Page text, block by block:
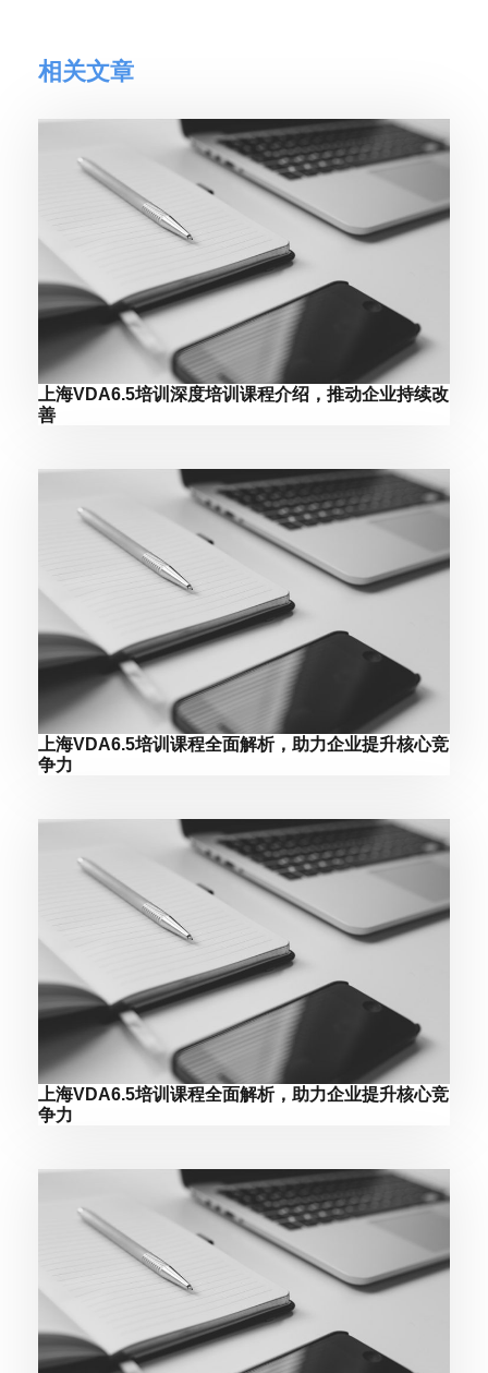
相关文章
上海VDA6.5培训深度培训课程介绍，推动企业持续改
善
上海VDA6.5培训课程全面解析，助力企业提升核心竞
争力
上海VDA6.5培训课程全面解析，助力企业提升核心竞
争力